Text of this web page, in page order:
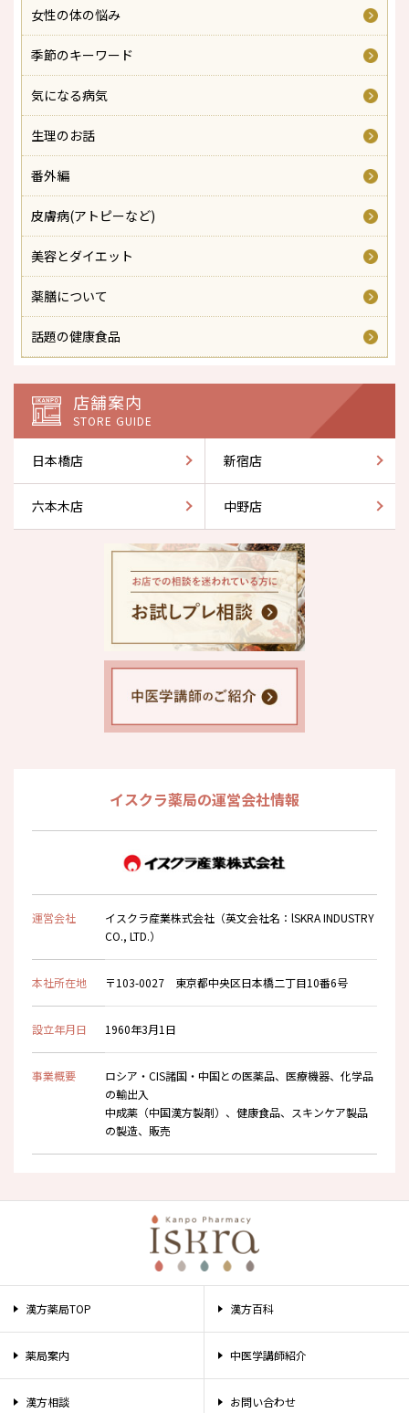
女性の体の悩み
季節のキーワード
気になる病気
生理のお話
番外編
皮膚病(アトピーなど)
美容とダイエット
薬膳について
話題の健康食品
店舗案内
STORE GUIDE
日本橋店 新宿店
六本木店 中野店
イスクラ薬局の運営会社情報
運営会社
イスクラ産業株式会社（英文会社名：lSKRA INDUSTRY
CO., LTD.）
本社所在地 〒103-0027 東京都中央区日本橋二丁目10番6号
設立年月日 1960年3月1日
事業概要
ロシア・CIS諸国・中国との医薬品、医療機器、化学品
の輸出入
中成薬（中国漢方製剤）、健康食品、スキンケア製品
の製造、販売
漢方薬局TOP 漢方百科
薬局案内 中医学講師紹介
漢方相談 お問い合わせ